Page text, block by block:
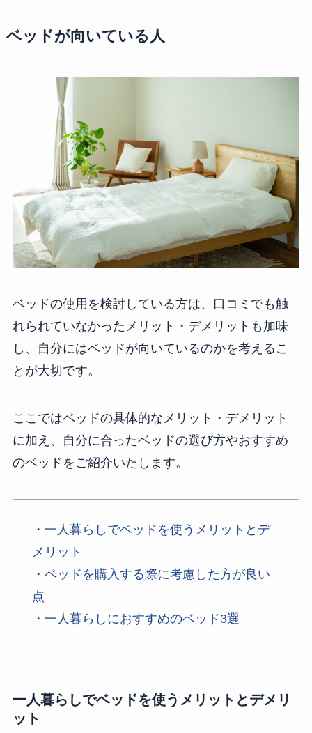
ベッドが向いている人
ベッドの使用を検討している方は、口コミでも触
れられていなかったメリット・デメリットも加味
し、自分にはベッドが向いているのかを考えるこ
とが大切です。
ここではベッドの具体的なメリット・デメリット
に加え、自分に合ったベッドの選び方やおすすめ
のベッドをご紹介いたします。
・ 一人暮らしでベッドを使うメリットとデ
メリット
・ ベッドを購入する際に考慮した方が良い
点
・ 一人暮らしにおすすめのベッド3選
一人暮らしでベッドを使うメリットとデメリ
ット